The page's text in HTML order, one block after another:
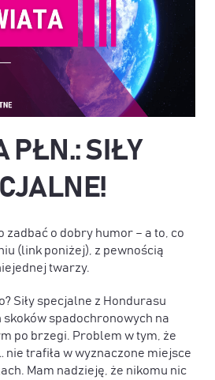
PŁN.: SIŁY
o dobry humor – a to, co
(link poniżej), z pewnością
twarzy.
Siły specjalne z Hondurasu
skoków spadochronowych na
po brzegi. Problem w tym, że
nie trafiła w wyznaczone miejsce
Mam nadzieję, że nikomu nic